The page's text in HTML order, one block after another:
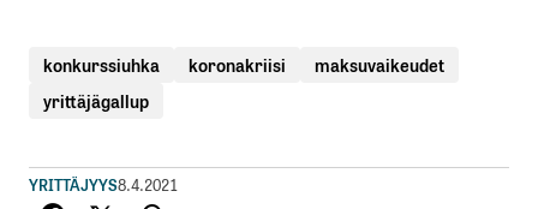
konkurssiuhka koronakriisi
maksuvaikeudet
yrittäjägallup
YRITTÄJYYS8.4.2021